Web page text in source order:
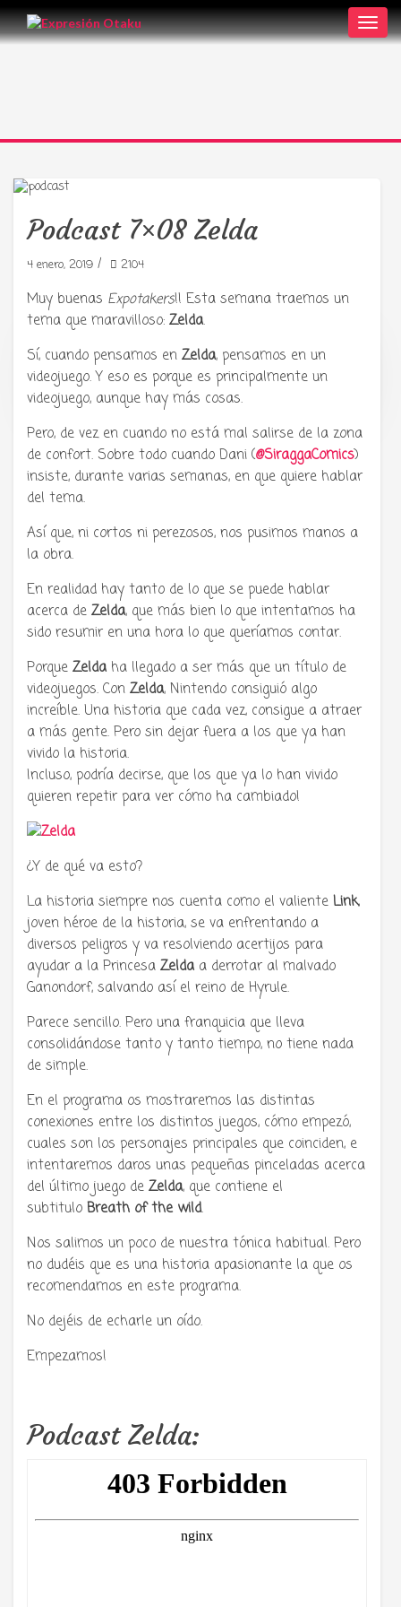
Tu radio y podcast sobre manga,
anime y cultura japonesa ツ
Podcast 7×08 Zelda
4 enero, 2019 / 2104
Muy buenas Expotakers!! Esta semana traemos un
tema que maravilloso: Zelda.
Sí, cuando pensamos en Zelda, pensamos en un
videojuego. Y eso es porque es principalmente un
videojuego, aunque hay más cosas.
Pero, de vez en cuando no está mal salirse de la zona
de confort. Sobre todo cuando Dani (@SiraggaComics)
insiste, durante varias semanas, en que quiere hablar
del tema.
Así que, ni cortos ni perezosos, nos pusimos manos a
la obra.
En realidad hay tanto de lo que se puede hablar
acerca de Zelda, que más bien lo que intentamos ha
sido resumir en una hora lo que queríamos contar.
Porque Zelda ha llegado a ser más que un título de
videojuegos. Con Zelda, Nintendo consiguió algo
increíble. Una historia que cada vez, consigue a atraer
a más gente. Pero sin dejar fuera a los que ya han
vivido la historia.
Incluso, podría decirse, que los que ya lo han vivido
quieren repetir para ver cómo ha cambiado!
¿Y de qué va esto?
La historia siempre nos cuenta como el valiente Link,
joven héroe de la historia, se va enfrentando a
diversos peligros y va resolviendo acertijos para
ayudar a la Princesa Zelda a derrotar al malvado
Ganondorf, salvando así el reino de Hyrule.
Parece sencillo. Pero una franquicia que lleva
consolidándose tanto y tanto tiempo, no tiene nada
de simple.
En el programa os mostraremos las distintas
conexiones entre los distintos juegos, cómo empezó,
cuales son los personajes principales que coinciden, e
intentaremos daros unas pequeñas pinceladas acerca
del último juego de Zelda, que contiene el
subtitulo Breath of the wild.
Nos salimos un poco de nuestra tónica habitual. Pero
no dudéis que es una historia apasionante la que os
recomendamos en este programa.
No dejéis de echarle un oído.
Empezamos!
Podcast Zelda: